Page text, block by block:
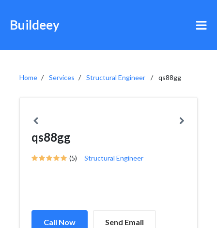
Buildeey
Home Services Structural Engineer qs88gg
qs88gg
(5) Structural Engineer
Call Now Send Email